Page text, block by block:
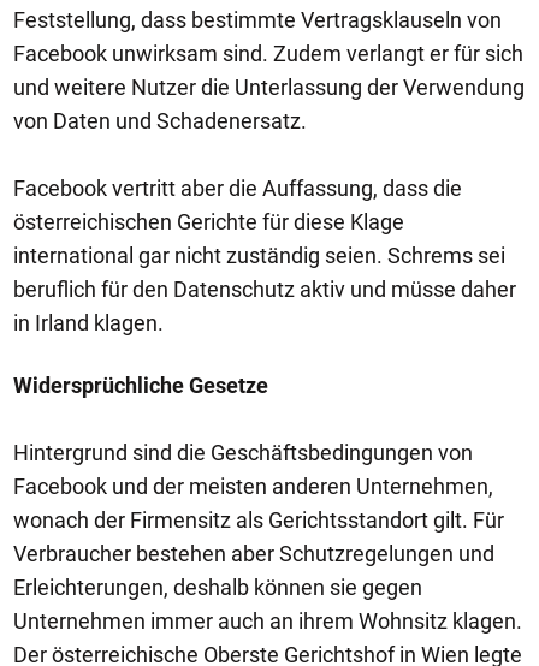
Feststellung, dass bestimmte Vertragsklauseln von
Facebook unwirksam sind. Zudem verlangt er für sich
und weitere Nutzer die Unterlassung der Verwendung
von Daten und Schadenersatz.
Facebook vertritt aber die Auffassung, dass die
österreichischen Gerichte für diese Klage
international gar nicht zuständig seien. Schrems sei
beruflich für den Datenschutz aktiv und müsse daher
in Irland klagen.
Widersprüchliche Gesetze
Hintergrund sind die Geschäftsbedingungen von
Facebook und der meisten anderen Unternehmen,
wonach der Firmensitz als Gerichtsstandort gilt. Für
Verbraucher bestehen aber Schutzregelungen und
Erleichterungen, deshalb können sie gegen
Unternehmen immer auch an ihrem Wohnsitz klagen.
Der österreichische Oberste Gerichtshof in Wien legte